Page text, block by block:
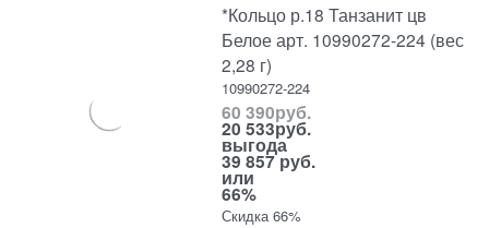
*Кольцо р.18 Танзанит цв
Белое арт. 10990272-224 (вес
2,28 г)
10990272-224
60 390руб.
20 533руб.
выгода
39 857 руб.
или
66%
Скидка 66%